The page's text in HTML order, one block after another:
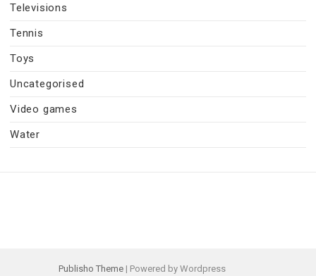
Televisions
Tennis
Toys
Uncategorised
Video games
Water
Publisho Theme | Powered by Wordpress